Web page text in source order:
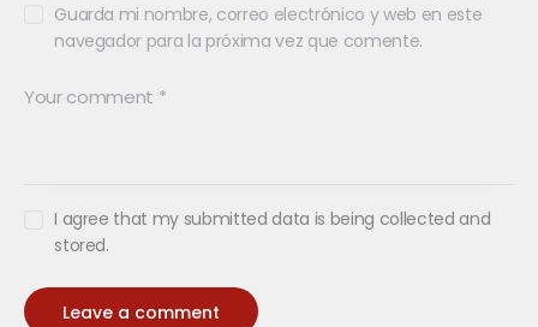
Guarda mi nombre, correo electrónico y web en este
navegador para la próxima vez que comente.
I agree that my submitted data is being collected and
stored.